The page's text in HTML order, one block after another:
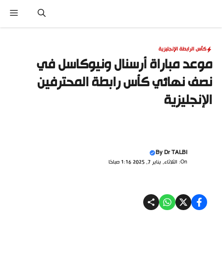
المحتوى
كأس الرابطة الإنجليزية
موعد مباراة أرسنال ونيوكاسل في
نصف نهائي كأس رابطة المحترفين
الإنجليزية
ByDr TALBI
On: الثلاثاء, يناير 7, 2025 1:16 صباحًا